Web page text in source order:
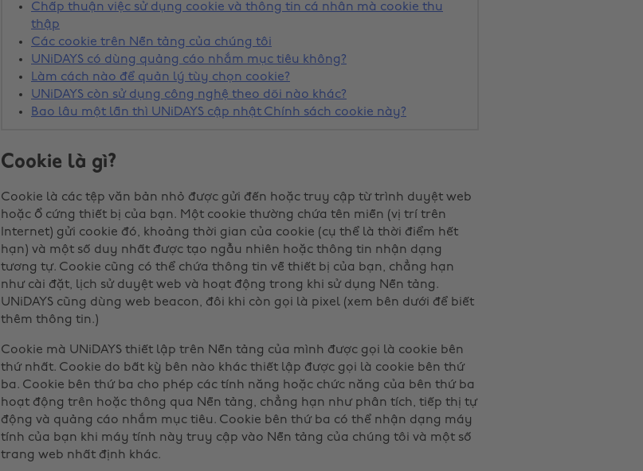
Chấp thuận việc sử dụng cookie và thông tin cá nhân mà cookie thu
thập
Các cookie trên Nền tảng của chúng tôi
UNiDAYS có dùng quảng cáo nhắm mục tiêu không?
Làm cách nào để quản lý tùy chọn cookie?
UNiDAYS còn sử dụng công nghệ theo dõi nào khác?
Bao lâu một lần thì UNiDAYS cập nhật Chính sách cookie này?
Cookie là gì?
Cookie là các tệp văn bản nhỏ được gửi đến hoặc truy cập từ trình duyệt web
hoặc ổ cứng thiết bị của bạn. Một cookie thường chứa tên miền (vị trí trên
Internet) gửi cookie đó, khoảng thời gian của cookie (cụ thể là thời điểm hết
hạn) và một số duy nhất được tạo ngẫu nhiên hoặc thông tin nhận dạng
tương tự. Cookie cũng có thể chứa thông tin về thiết bị của bạn, chẳng hạn
như cài đặt, lịch sử duyệt web và hoạt động trong khi sử dụng Nền tảng.
UNiDAYS cũng dùng web beacon, đôi khi còn gọi là pixel (xem bên dưới để biết
thêm thông tin.)
Cookie mà UNiDAYS thiết lập trên Nền tảng của mình được gọi là cookie bên
thứ nhất. Cookie do bất kỳ bên nào khác thiết lập được gọi là cookie bên thứ
ba. Cookie bên thứ ba cho phép các tính năng hoặc chức năng của bên thứ ba
hoạt động trên hoặc thông qua Nền tảng, chẳng hạn như phân tích, tiếp thị tự
động và quảng cáo nhắm mục tiêu. Cookie bên thứ ba có thể nhận dạng máy
tính của bạn khi máy tính này truy cập vào Nền tảng của chúng tôi và một số
trang web nhất định khác.